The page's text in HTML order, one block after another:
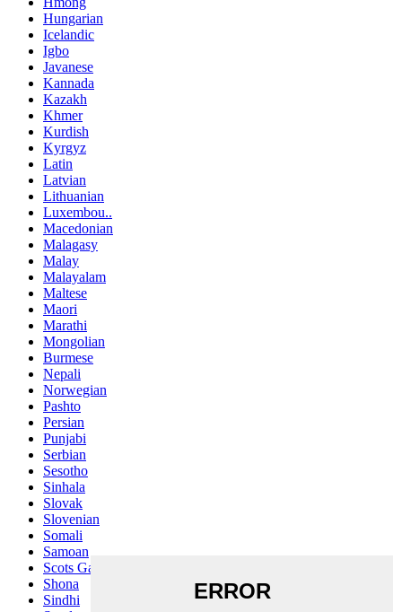
Hungarian
Icelandic
Igbo
Javanese
Kannada
Kazakh
Khmer
Kurdish
Kyrgyz
Latin
Latvian
Lithuanian
Luxembou..
Macedonian
Malagasy
Malay
Malayalam
Maltese
Maori
Marathi
Mongolian
Burmese
Nepali
Norwegian
Pashto
Persian
Punjabi
Serbian
Sesotho
Sinhala
Slovak
Slovenian
Somali
Samoan
Scots Gaelic
Shona
Sindhi